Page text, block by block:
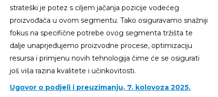
strateški je potez s ciljem jačanja pozicije vodećeg
proizvođača u ovom segmentu. Tako osiguravamo snažniji
fokus na specifične potrebe ovog segmenta tržišta te
dalje unaprjeđujemo proizvodne procese, optimizaciju
resursa i primjenu novih tehnologija čime će se osigurati
još viša razina kvalitete i učinkovitosti.
Ugovor o podjeli i preuzimanju, 7. kolovoza 2025.